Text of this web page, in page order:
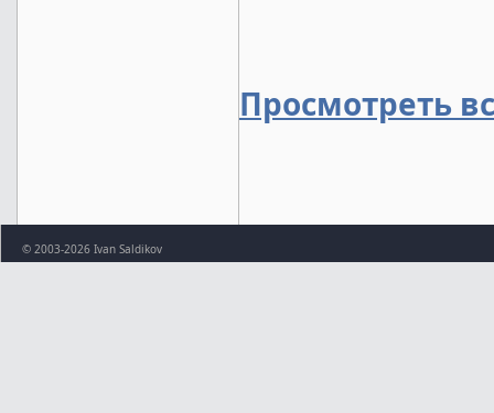
Просмотреть
© 2003-2026 Ivan Saldikov